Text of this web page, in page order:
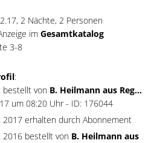
2 Nächte, 2 Personen
im Gesamtkatalog
3-8
:
bestellt von B. Heilmann aus Reg...
um 08:20 Uhr - ID: 176044
2017 erhalten durch Abonnement
2016 bestellt von B. Heilmann aus